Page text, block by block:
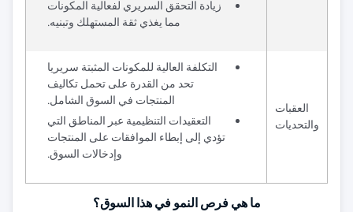
زيادة التحقق السريري لفعالية المكونات
مما يغذي ثقة المستهلك وتبنيه.
العقبات
والتحديات
التكلفة العالية للمكونات المثبتة سريريا
تحد من القدرة على تحمل تكاليف
المنتجات في السوق الشامل.
التعقيدات التنظيمية عبر المناطق التي
تؤدي إلى إبطاء الموافقات على المنتجات
وإدخالات السوق.
ما هي فرص النمو في هذا السوق؟